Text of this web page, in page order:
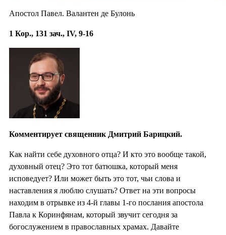
Апостол Павел. Валантен де Булонь
1 Кор., 131 зач., IV, 9-16
Комментирует священник Дмитрий Барицкий.
Как найти себе духовного отца? И кто это вообще такой,
духовный отец? Это тот батюшка, который меня
исповедует? Или может быть это тот, чьи слова и
наставления я люблю слушать? Ответ на эти вопросы
находим в отрывке из 4-й главы 1-го послания апостола
Павла к Коринфянам, который звучит сегодня за
богослужением в православных храмах. Давайте